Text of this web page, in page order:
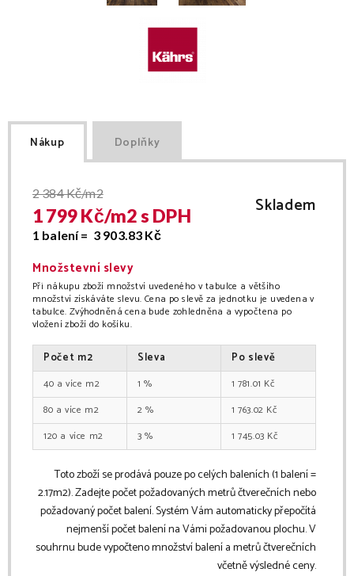
Nákup Doplňky
2 384Kč/m2
1 799Kč/m2s DPH
1 balení = 3 903.83 Kč
Skladem
Množstevní slevy
Při nákupu zboží množství uvedeného v tabulce a většího
množství získáváte slevu. Cena po slevě za jednotku je uvedena v
tabulce. Zvýhodněná cena bude zohledněna a vypočtena po
vložení zboží do košíku.
Počet m2 Sleva Po slevě
40 m2 1 % 1 781.01 Kč
80
m2 2 % 1 763.02 Kč
120
m2 3 % 1 745.03 Kč
Toto zboží se prodává pouze po celých baleních (1 balení =
2.17m2). Zadejte počet požadovaných metrů čtverečních nebo
požadovaný počet balení. Systém Vám automaticky přepočítá
nejmenší počet balení na Vámi požadovanou plochu. V
souhrnu bude vypočteno množství balení a metrů čtverečních
včetně výsledné ceny.